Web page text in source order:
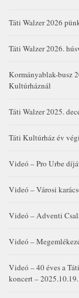
Táti Walzer 2026
Táti Walzer 2026.
Kormányablak-busz
Kultúrháznál
Táti Walzer 2025.
Táti Kultúrház év
Videó – Pro Urbe
Videó – Városi
Videó – Adventi
Videó –
Videó – 40 éves a
koncert – 2025.10.19.